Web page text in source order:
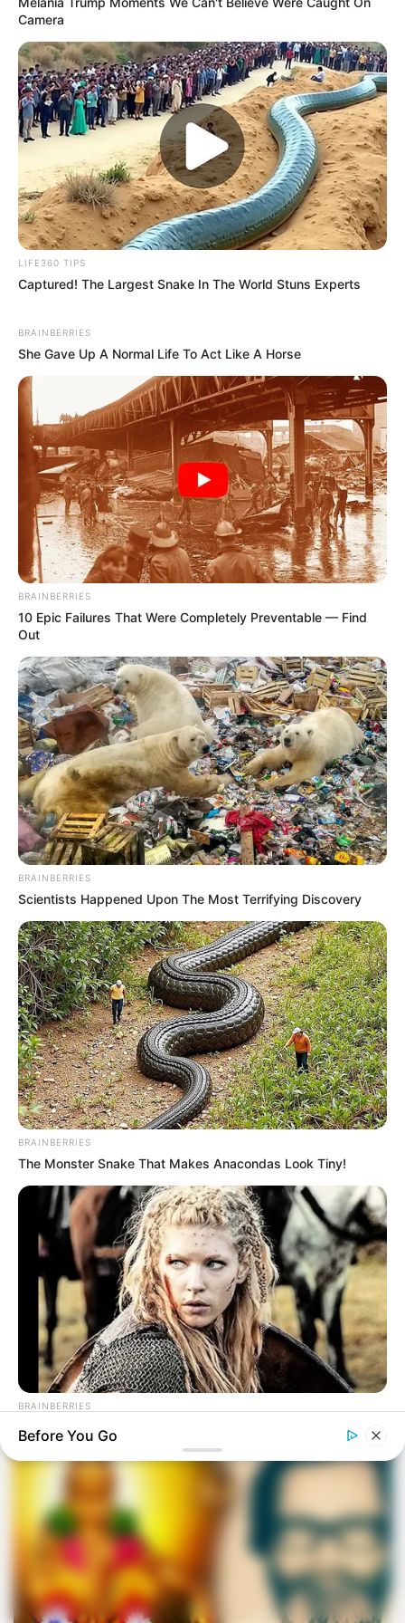
പ്രധാനമന്ത്രി; ഗാനം ശ്രദ്ധ നേടുന്നു
‘സ്വജനപക്ഷ വാദികളിൽ മാസ്റ്ററഡാ…’; ബ്രണ്ണൻ
കോളനി..; പിണറായി വിജയനെ പുകഴ്‌ത്തി ​ഗാനം;
ഇനി ട്രോളിയതാണോ എന്ന് ചോദ്യം
അവൻ കമ്പോസ് ചെയ്ത ടൂൺ എന്റെ
കണ്ണുകളെ ഈറനണിയിച്ചു; അമൃതിനൊപ്പമുള്ള
അനുഭവങ്ങള്‍ പങ്കുവച്ച് വിനീത് ശ്രീനിവാസന്‍
MOVIE
മമിതാ ബൈജു, നസ്‌ലിൻ ചിത്രം പ്രേമലു; ‘കുട്ടി
കുടിയേ’ ഗാനം പുറത്തിറങ്ങി, സഞ്ജിത്
ഹെഗ്ഡെയുടെ ആദ്യ മലയാള ഗാനം
MUSIC
ബിടിഎസ് അംഗമെന്ന വ്യാജേന റിലീസ്
ചെയ്യാത്ത ഗാനം ചോർത്തി; യുവാവ് പിടിയിൽ
Camera
LIFE360 TIPS
Captured! The Largest Snake In The World Stuns Experts
BRAINBERRIES
She Gave Up A Normal Life To Act Like A Horse
BRAINBERRIES
10 Epic Failures That Were Completely Preventable — Find
Out
BRAINBERRIES
Scientists Happened Upon The Most Terrifying Discovery
BRAINBERRIES
The Monster Snake That Makes Anacondas Look Tiny!
BRAINBERRIES
DNA Analysis Revealed The Sick Truth About Ancient Vikings
Before You Go